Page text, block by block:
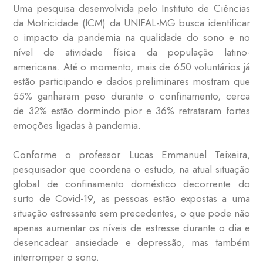
Uma pesquisa desenvolvida pelo Instituto de Ciências
da Motricidade (ICM) da UNIFAL-MG busca identificar
o impacto da pandemia na qualidade do sono e no
nível de atividade física da população latino-
americana. Até o momento, mais de 650 voluntários já
estão participando e dados preliminares mostram que
55% ganharam peso durante o confinamento, cerca
de 32% estão dormindo pior e 36% retrataram fortes
emoções ligadas à pandemia.
Conforme o professor Lucas Emmanuel Teixeira,
pesquisador que coordena o estudo, na atual situação
global de confinamento doméstico decorrente do
surto de Covid-19, as pessoas estão expostas a uma
situação estressante sem precedentes, o que pode não
apenas aumentar os níveis de estresse durante o dia e
desencadear ansiedade e depressão, mas também
interromper o sono.